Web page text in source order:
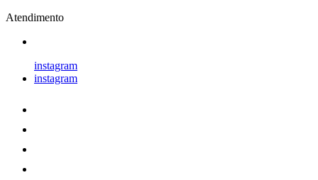
Atendimento
instagram
instagram